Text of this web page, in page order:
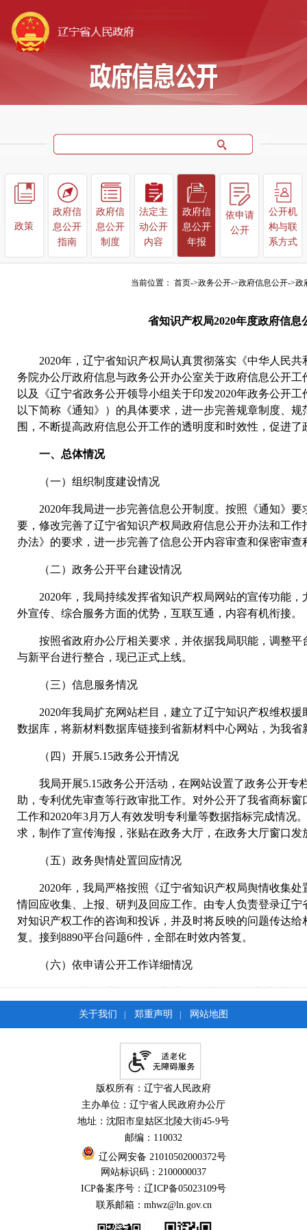
政策
政府信
息公开
指南
政府信
息公开
制度
法定主
动公开
内容
政府信
息公开
年报
依申请
公开
公开机
构与联
系方式
当前位置： 首页->政务公开->政府信息公开->政
省知识产权局2020年度政府信息
2020年，辽宁省知识产权局认真贯彻落实《中华人民共
务院办公厅政府信息与政务公开办公室关于政府信息公开
以及《辽宁省政务公开领导小组关于印发2020年政务公开
以下简称《通知》）的具体要求，进一步完善规章制度、
围，不断提高政府信息公开工作的透明度和时效性，促进
一、总体情况
（一）组织制度建设情况
2020年我局进一步完善信息公开制度。按照《通知》要
要，修改完善了辽宁省知识产权局政府信息公开办法和工
办法》的要求，进一步完善了信息公开内容审查和保密审
（二）政务公开平台建设情况
2020年，我局持续发挥省知识产权局网站的宣传功能，
外宣传、综合服务方面的优势，互联互通，内容有机衔接。
按照省政府办公厅相关要求，并依据我局职能，调整平
与新平台进行整合，现已正式上线。
（三）信息服务情况
2020年我局扩充网站栏目，建立了辽宁知识产权维权援
数据库，将新材料数据库链接到省新材料中心网站，为我
（四）开展5.15政务公开情况
我局开展5.15政务公开活动，在网站设置了政务公开专
助，专利优先审查等行政审批工作。对外公开了我省商标
工作和2020年3月万人有效发明专利量等数据指标完成情况
求，制作了宣传海报，张贴在政务大厅，在政务大厅窗口
（五）政务舆情处置回应情况
2020年，我局严格按照《辽宁省知识产权局舆情收集处
情回应收集、上报、研判及回应工作。由专人负责登录辽
对知识产权工作的咨询和投诉，并及时将反映的问题传达
复。接到8890平台问题6件，全部在时效内答复。
（六）依申请公开工作详细情况
申请要求进行研究，对申请人要查询的相关文件进行检索
（七）信息公开相关举报、复议、诉讼情况
2020年，我局收到两件行政复议，均已妥善解决。未收
二、主动公开政府信息情况
第二十条第（一
信息内容
关于我们 | 郑重声明 | 网站地图
版权所有：辽宁省人民政府
主办单位：辽宁省人民政府办公厅
地址：沈阳市皇姑区北陵大街45-9号
邮编：110032
辽公网安备 21010502000372号
网站标识码：2100000037
ICP备案序号：辽ICP备05023109号
联系邮箱：mhwz@ln.gov.cn